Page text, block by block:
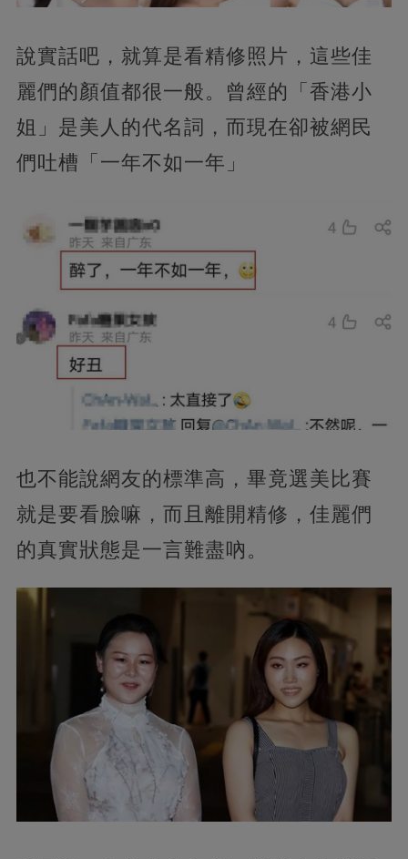
說實話吧，就算是看精修照片，這些佳
麗們的顏值都很一般。曾經的「香港小
姐」是美人的代名詞，而現在卻被網民
們吐槽「一年不如一年」
也不能說網友的標準高，畢竟選美比賽
就是要看臉嘛，而且離開精修，佳麗們
的真實狀態是一言難盡吶。